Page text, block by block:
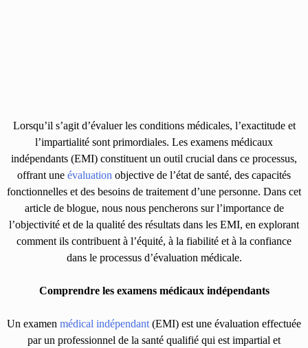
Lorsqu’il s’agit d’évaluer les conditions médicales, l’exactitude et
l’impartialité sont primordiales. Les examens médicaux
indépendants (EMI) constituent un outil crucial dans ce processus,
offrant une évaluation objective de l’état de santé, des capacités
fonctionnelles et des besoins de traitement d’une personne. Dans cet
article de blogue, nous nous pencherons sur l’importance de
l’objectivité et de la qualité des résultats dans les EMI, en explorant
comment ils contribuent à l’équité, à la fiabilité et à la confiance
dans le processus d’évaluation médicale.
Comprendre les examens médicaux indépendants
Un examen médical indépendant (EMI) est une évaluation effectuée
par un professionnel de la santé qualifié qui est impartial et